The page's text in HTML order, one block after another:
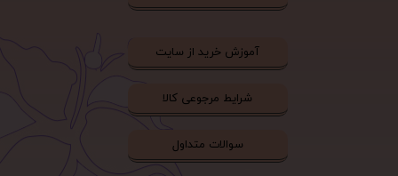
آموزش خرید از سایت
شرایط مرجوعی کالا
سوالات متداول